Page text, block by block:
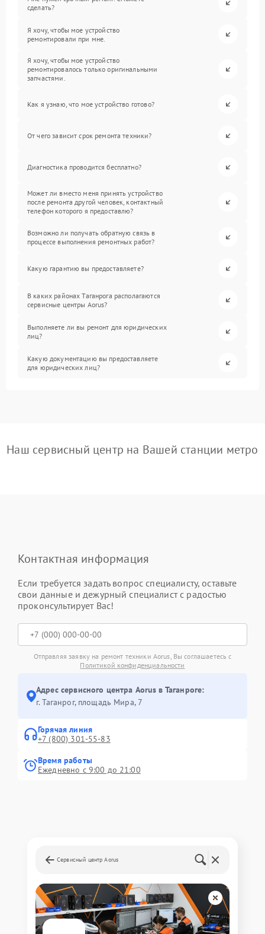
сделать?
Я хочу, чтобы мое устройство
ремонтировали при мне.
Я хочу, чтобы мое устройство
ремонтировалось только оригинальными
запчастями.
Как я узнаю, что мое устройство готово?
От чего зависит срок ремонта техники?
Диагностика проводится бесплатно?
Может ли вместо меня принять устройство
после ремонта другой человек, контактный
телефон которого я предоставлю?
Возможно ли получать обратную связь в
процессе выполнения ремонтных работ?
Какую гарантию вы предоставляете?
В каких районах Таганрога располагаются
сервисные центры Aorus?
Выполняете ли вы ремонт для юридических
лиц?
Какую документацию вы предоставляете
для юридических лиц?
Наш сервисный центр на Вашей станции метро
Контактная информация
Если требуется задать вопрос специалисту, оставьте
свои данные и дежурный специалист с радостью
проконсультирует Вас!
Отправляя заявку на ремонт техники Aorus, Вы соглашаетесь с
Политикой конфиденциальности
Адрес сервисного центра Aorus в Таганроге:
г. Таганрог, площадь Мира, 7
Горячая линия
+7 (800) 301-55-83
Время работы
Ежедневно с 9:00 до 21:00
Сервисный центр Aorus